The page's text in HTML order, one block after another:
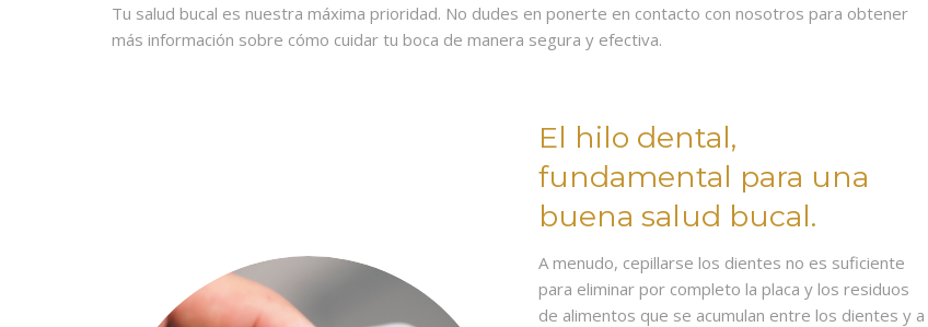
Tu salud bucal es nuestra máxima prioridad. No dudes en ponerte en contacto con nosotros para obtener
más información sobre cómo cuidar tu boca de manera segura y efectiva.
El hilo dental,
fundamental para una
buena salud bucal.
A menudo, cepillarse los dientes no es suficiente
para eliminar por completo la placa y los residuos
de alimentos que se acumulan entre los dientes y a